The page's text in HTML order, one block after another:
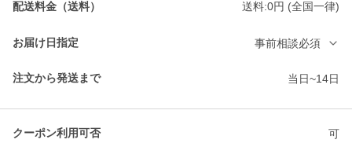
配送料金（送料） 送料:0円 (全国一律)
お届け日指定 事前相談必須
注文から発送まで 当日~14日
クーポン利用可否 可